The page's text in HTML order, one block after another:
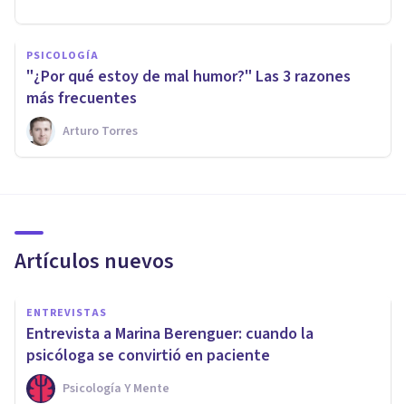
PSICOLOGÍA
"¿Por qué estoy de mal humor?" Las 3 razones
más frecuentes
Arturo Torres
Artículos nuevos
ENTREVISTAS
Entrevista a Marina Berenguer: cuando la
psicóloga se convirtió en paciente
Psicología Y Mente